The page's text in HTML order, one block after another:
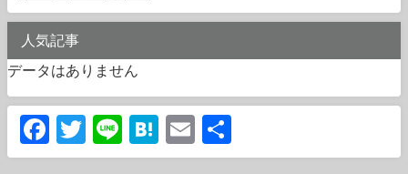
人気記事
データはありません
Facebook
Twitter
LineHatena
Email
有